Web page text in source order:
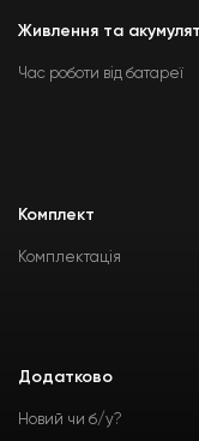
Живлення та
Час роботи від батареї
Комплект
Комплектація
Додатково
Новий чи б/у?